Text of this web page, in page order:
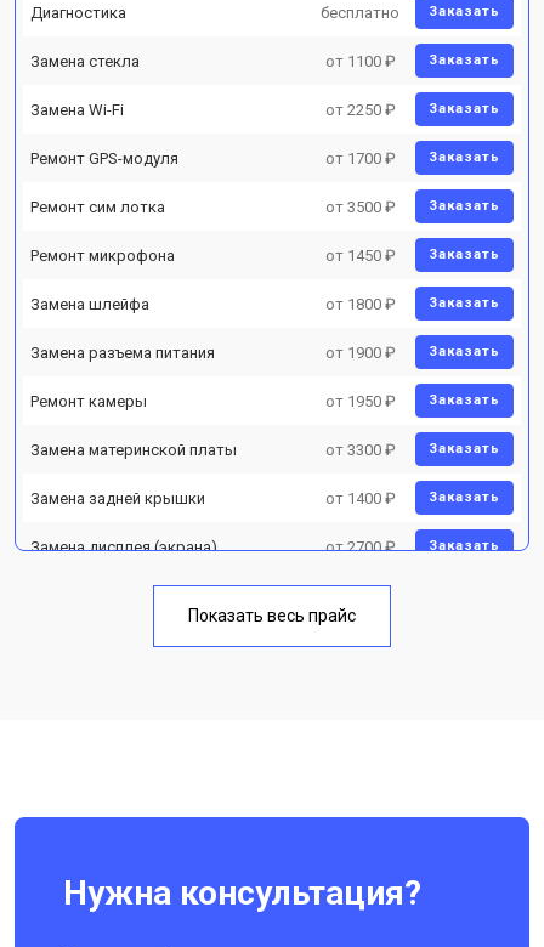
Диагностика бесплатно Заказать
Замена стекла от 1100 ₽ Заказать
Замена Wi-Fi от 2250 ₽ Заказать
Ремонт GPS-модуля от 1700 ₽ Заказать
Ремонт сим лотка от 3500 ₽ Заказать
Ремонт микрофона от 1450 ₽ Заказать
Замена шлейфа от 1800 ₽ Заказать
Замена разъема питания от 1900 ₽ Заказать
Ремонт камеры от 1950 ₽ Заказать
Замена материнской платы от 3300 ₽ Заказать
Замена задней крышки от 1400 ₽ Заказать
Замена дисплея (экрана) от 2700 ₽ Заказать
Замена кнопки включения от 1750 ₽
Показать весь прайс
Нужна консультация?